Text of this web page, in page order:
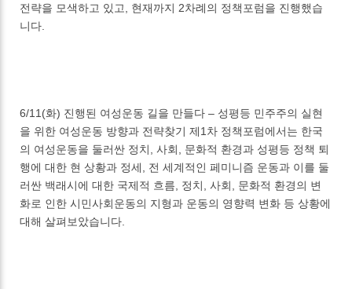
전략을 모색하고 있고, 현재까지 2차례의 정책포럼을 진행했습
니다.
6/11(화) 진행된 여성운동 길을 만들다 – 성평등 민주주의 실현
을 위한 여성운동 방향과 전략찾기 제1차 정책포럼에서는 한국
의 여성운동을 둘러싼 정치, 사회, 문화적 환경과 성평등 정책 퇴
행에 대한 현 상황과 정세, 전 세계적인 페미니즘 운동과 이를 둘
러싼 백래시에 대한 국제적 흐름, 정치, 사회, 문화적 환경의 변
화로 인한 시민사회운동의 지형과 운동의 영향력 변화 등 상황에
대해 살펴보았습니다.